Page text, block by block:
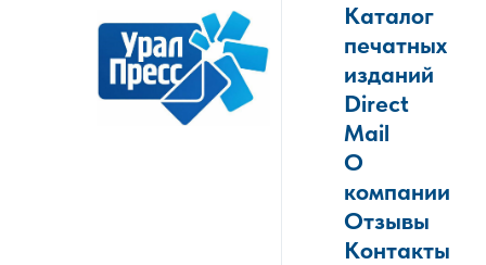
Каталог
печатных
изданий
Direct
Mail
О
компании
Отзывы
Контакты